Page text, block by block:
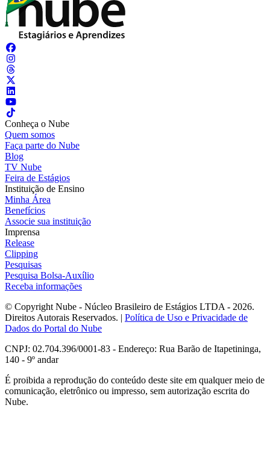
Conheça o Nube
Quem somos
Faça parte do Nube
Blog
TV Nube
Feira de Estágios
Instituição de Ensino
Minha Área
Benefícios
Associe sua instituição
Imprensa
Release
Clipping
Pesquisas
Pesquisa Bolsa-Auxílio
Receba informações
© Copyright Nube - Núcleo Brasileiro de Estágios LTDA - 2026.
Direitos Autorais Reservados. | Política de Uso e Privacidade de
Dados do Portal do Nube
CNPJ: 02.704.396/0001-83 - Endereço: Rua Barão de Itapetininga,
140 - 9º andar
É proibida a reprodução do conteúdo deste site em qualquer meio de
comunicação, eletrônico ou impresso, sem autorização escrita do
Nube.